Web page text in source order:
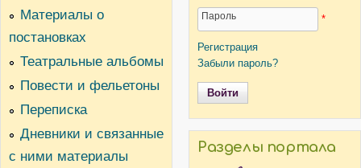
Материалы о
постановках
Театральные альбомы
Повести и фельетоны
Переписка
Дневники и связанные
с ними материалы
Пароль *
Регистрация
Забыли пароль?
Разделы портала